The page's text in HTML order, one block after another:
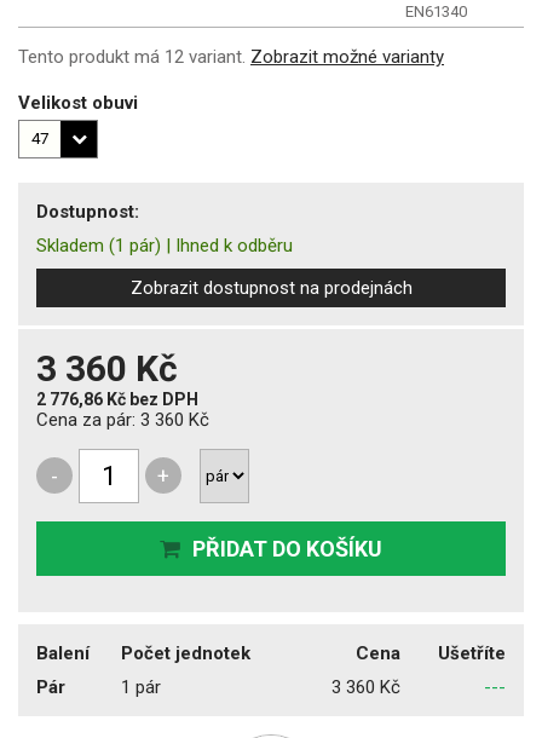
EN61340
Tento produkt má 12 variant. Zobrazit možné varianty
Velikost obuvi
Dostupnost:
Skladem (1 pár) | Ihned k odběru
Zobrazit dostupnost na prodejnách
3 360 Kč
2 776,86 Kč bez DPH
Cena za pár: 3 360 Kč
- +
PŘIDAT DO KOŠÍKU
Balení Počet jednotek Cena
Ušetříte
Pár
1 pár 3 360 Kč ---